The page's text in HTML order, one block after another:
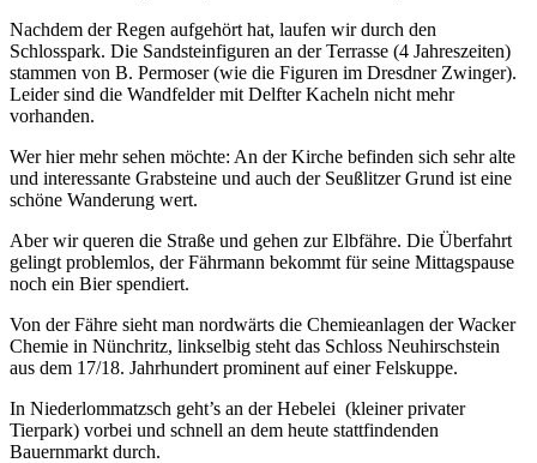
Nachdem der Regen aufgehört hat, laufen wir durch den
Schlosspark. Die Sandsteinfiguren an der Terrasse (4 Jahreszeiten)
stammen von B. Permoser (wie die Figuren im Dresdner Zwinger).
Leider sind die Wandfelder mit Delfter Kacheln nicht mehr
vorhanden.
Wer hier mehr sehen möchte: An der Kirche befinden sich sehr alte
und interessante Grabsteine und auch der Seußlitzer Grund ist eine
schöne Wanderung wert.
Aber wir queren die Straße und gehen zur Elbfähre. Die Überfahrt
gelingt problemlos, der Fährmann bekommt für seine Mittagspause
noch ein Bier spendiert.
Von der Fähre sieht man nordwärts die Chemieanlagen der Wacker
Chemie in Nünchritz, linkselbig steht das Schloss Neuhirschstein
aus dem 17/18. Jahrhundert prominent auf einer Felskuppe.
In Niederlommatzsch geht’s an der Hebelei (kleiner privater
Tierpark) vorbei und schnell an dem heute stattfindenden
Bauernmarkt durch.